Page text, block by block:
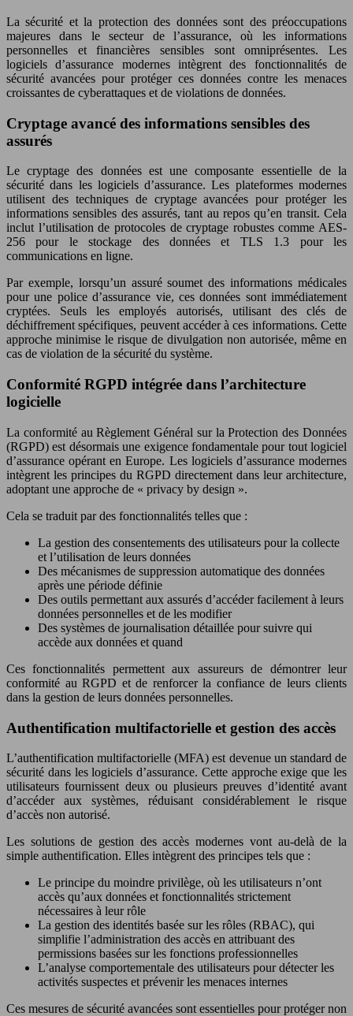
La sécurité et la protection des données sont des préoccupations
majeures dans le secteur de l’assurance, où les informations
personnelles et financières sensibles sont omniprésentes. Les
logiciels d’assurance modernes intègrent des fonctionnalités de
sécurité avancées pour protéger ces données contre les menaces
croissantes de cyberattaques et de violations de données.
Cryptage avancé des informations sensibles des
assurés
Le cryptage des données est une composante essentielle de la
sécurité dans les logiciels d’assurance. Les plateformes modernes
utilisent des techniques de cryptage avancées pour protéger les
informations sensibles des assurés, tant au repos qu’en transit. Cela
inclut l’utilisation de protocoles de cryptage robustes comme AES-
256 pour le stockage des données et TLS 1.3 pour les
communications en ligne.
Par exemple, lorsqu’un assuré soumet des informations médicales
pour une police d’assurance vie, ces données sont immédiatement
cryptées. Seuls les employés autorisés, utilisant des clés de
déchiffrement spécifiques, peuvent accéder à ces informations. Cette
approche minimise le risque de divulgation non autorisée, même en
cas de violation de la sécurité du système.
Conformité RGPD intégrée dans l’architecture
logicielle
La conformité au Règlement Général sur la Protection des Données
(RGPD) est désormais une exigence fondamentale pour tout logiciel
d’assurance opérant en Europe. Les logiciels d’assurance modernes
intègrent les principes du RGPD directement dans leur architecture,
adoptant une approche de « privacy by design ».
Cela se traduit par des fonctionnalités telles que :
La gestion des consentements des utilisateurs pour la collecte
et l’utilisation de leurs données
Des mécanismes de suppression automatique des données
après une période définie
Des outils permettant aux assurés d’accéder facilement à leurs
données personnelles et de les modifier
Des systèmes de journalisation détaillée pour suivre qui
accède aux données et quand
Ces fonctionnalités permettent aux assureurs de démontrer leur
conformité au RGPD et de renforcer la confiance de leurs clients
dans la gestion de leurs données personnelles.
Authentification multifactorielle et gestion des accès
L’authentification multifactorielle (MFA) est devenue un standard de
sécurité dans les logiciels d’assurance. Cette approche exige que les
utilisateurs fournissent deux ou plusieurs preuves d’identité avant
d’accéder aux systèmes, réduisant considérablement le risque
d’accès non autorisé.
Les solutions de gestion des accès modernes vont au-delà de la
simple authentification. Elles intègrent des principes tels que :
Le principe du moindre privilège, où les utilisateurs n’ont
accès qu’aux données et fonctionnalités strictement
nécessaires à leur rôle
La gestion des identités basée sur les rôles (RBAC), qui
simplifie l’administration des accès en attribuant des
permissions basées sur les fonctions professionnelles
L’analyse comportementale des utilisateurs pour détecter les
activités suspectes et prévenir les menaces internes
Ces mesures de sécurité avancées sont essentielles pour protéger non